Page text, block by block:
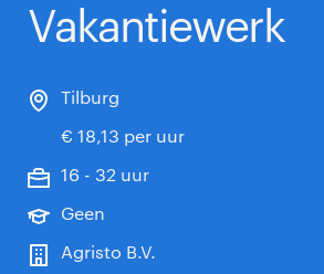
Vakantiewerk
Tilburg
€ 18,13 per uur
16 - 32 uur
Geen
Agristo B.V.